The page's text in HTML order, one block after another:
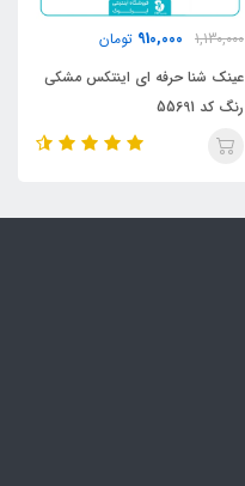
1,130,000
910,000 تومان
عینک شنا حرفه ای اینتکس مشکی
رنگ کد 55691